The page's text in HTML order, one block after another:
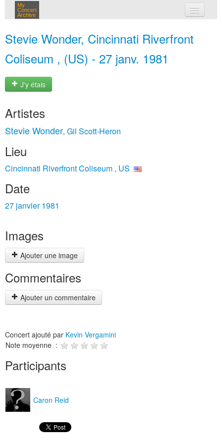
My
Concert
Archive
Stevie Wonder, Cincinnati Riverfront
Coliseum , (US) - 27 janv. 1981
J'y étais
Artistes
Stevie Wonder, Gil Scott-Heron
Lieu
Cincinnati Riverfront Coliseum , US
Date
27 janvier 1981
Images
Ajouter une image
Commentaires
Ajouter un commentaire
Concert ajouté par Kevin Vergamini
Note moyenne :
Participants
Caron Reid